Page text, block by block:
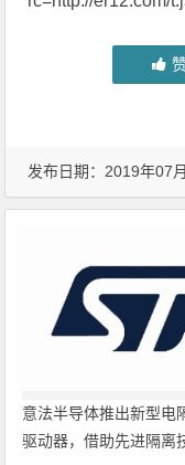
发布日期：2019年07
意法半导体推出新型电
驱动器，借助先进隔离